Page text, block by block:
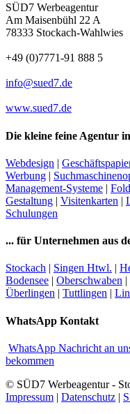
SÜD7 Werbeagentur
Am Maisenbühl 22 A
78333 Stockach-Wahlwies
+49 (0)7771-91 888 5
info@sued7.de
www.sued7.de
Die kleine feine Agentur
Webdesign |
Werbung |
Management-Systeme |
Gestaltung | Visitenkarten |
Schulungen
... für Unternehmen aus
Stockach Singen Htwl.
Bodensee
Oberschwaben
Überlingen
Tuttlingen
WhatsApp Kontakt
WhatsApp Nachricht an
bekommen
© SÜD7 Werbeagentur -
Impressum | Datenschutz |